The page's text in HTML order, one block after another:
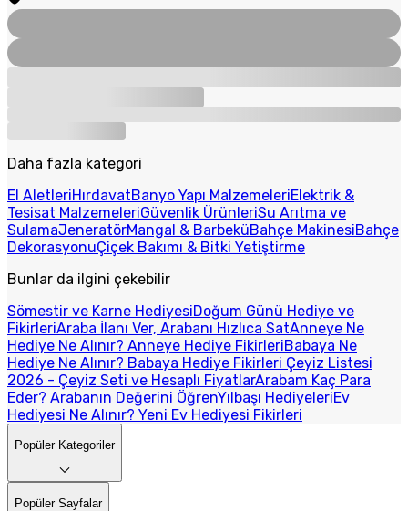
Daha fazla kategori
El AletleriHırdavatBanyo Yapı MalzemeleriElektrik &
Tesisat MalzemeleriGüvenlik ÜrünleriSu Arıtma ve
SulamaJeneratörMangal & BarbeküBahçe MakinesiBahçe
DekorasyonuÇiçek Bakımı & Bitki Yetiştirme
Bunlar da ilgini çekebilir
Sömestir ve Karne HediyesiDoğum Günü Hediye ve
FikirleriAraba İlanı Ver, Arabanı Hızlıca SatAnneye Ne
Hediye Ne Alınır? Anneye Hediye FikirleriBabaya Ne
Hediye Ne Alınır? Babaya Hediye Fikirleri Çeyiz Listesi
2026 - Çeyiz Seti ve Hesaplı FiyatlarArabam Kaç Para
Eder? Arabanın Değerini ÖğrenYılbaşı HediyeleriEv
Hediyesi Ne Alınır? Yeni Ev Hediyesi Fikirleri
Popüler Kategoriler
Popüler Sayfalar